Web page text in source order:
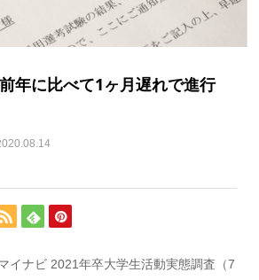
年に比べて1ヶ月遅れで進行
イナビ 2021年卒大学生活動実態調査（7